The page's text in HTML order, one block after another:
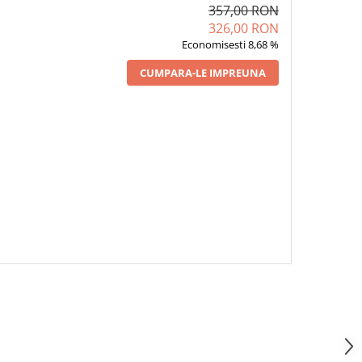
357,00 RON
326,00 RON
Economisesti 8,68 %
CUMPARA-LE IMPREUNA